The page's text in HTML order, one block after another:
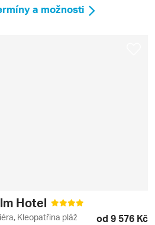
a možnosti
Hotel
Kleopatřina pláž od 9 576 Kč